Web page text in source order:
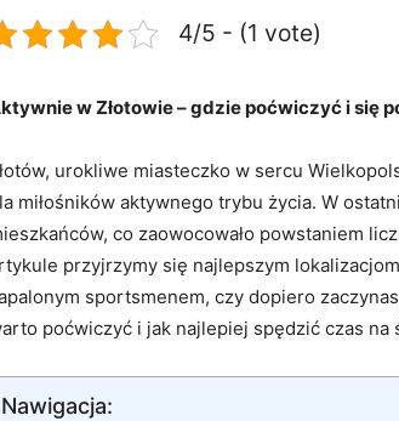
4/5 - (1 vote)
w‍ Złotowie‍ – gdzie​ poćwiczyć i się
⁢urokliwe miasteczko w sercu
miłośników⁢ aktywnego trybu życia. W
co zaowocowało powstaniem
przyjrzymy się najlepszym​
sportsmenem, czy dopiero‍
poćwiczyć i ‌jak najlepiej⁣ spędzić czas‍ na
Nawigacja: